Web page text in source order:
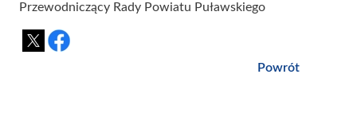
Przewodniczący Rady Powiatu Puławskiego
Powrót